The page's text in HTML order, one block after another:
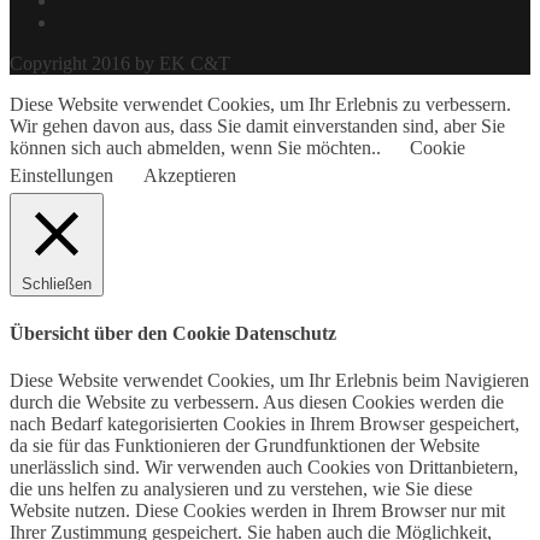
Copyright 2016 by EK C&T
Diese Website verwendet Cookies, um Ihr Erlebnis zu verbessern.
Wir gehen davon aus, dass Sie damit einverstanden sind, aber Sie
können sich auch abmelden, wenn Sie möchten..
Cookie
Einstellungen
Akzeptieren
Schließen
Übersicht über den Cookie Datenschutz
Diese Website verwendet Cookies, um Ihr Erlebnis beim Navigieren
durch die Website zu verbessern. Aus diesen Cookies werden die
nach Bedarf kategorisierten Cookies in Ihrem Browser gespeichert,
da sie für das Funktionieren der Grundfunktionen der Website
unerlässlich sind. Wir verwenden auch Cookies von Drittanbietern,
die uns helfen zu analysieren und zu verstehen, wie Sie diese
Website nutzen. Diese Cookies werden in Ihrem Browser nur mit
Ihrer Zustimmung gespeichert. Sie haben auch die Möglichkeit,